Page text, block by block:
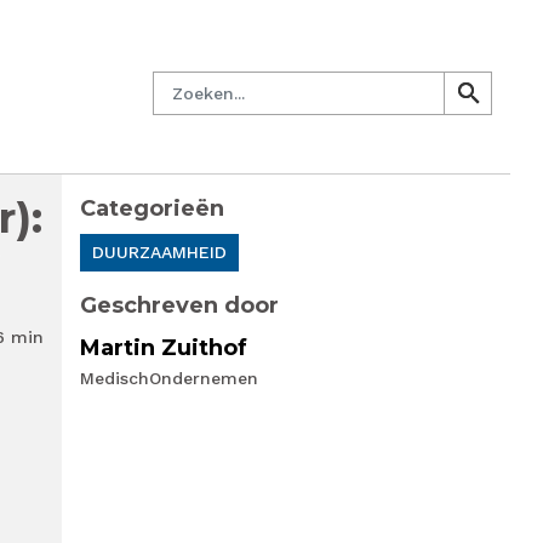
Zoeken
search
search
min
Categorieën
DUURZAAMHEID
Geschreven door
Martin Zuithof
MedischOndernemen